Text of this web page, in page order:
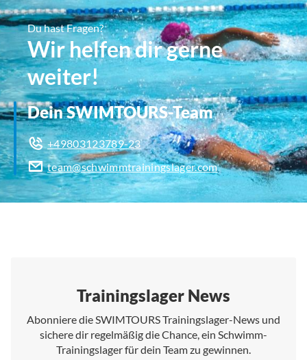
Du hast Fragen?
Wir helfen dir gerne
weiter!
Dein SWIMTOURS-Team
+49803123789-23
team@schwimmtrainingslager.com
Trainingslager News
Abonniere die SWIMTOURS Trainingslager-News und
sichere dir regelmäßig die Chance, ein Schwimm-
Trainingslager für dein Team zu gewinnen.